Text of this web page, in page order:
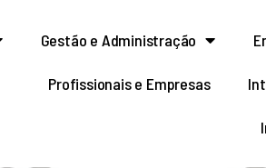
Gestão e Administração
Profissionais e Empresas